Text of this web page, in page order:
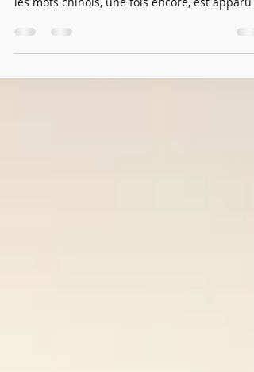
2024
Revenus à la lecture des idéogrammes selon
Javary, l’enchevêtrements des sens exprimé